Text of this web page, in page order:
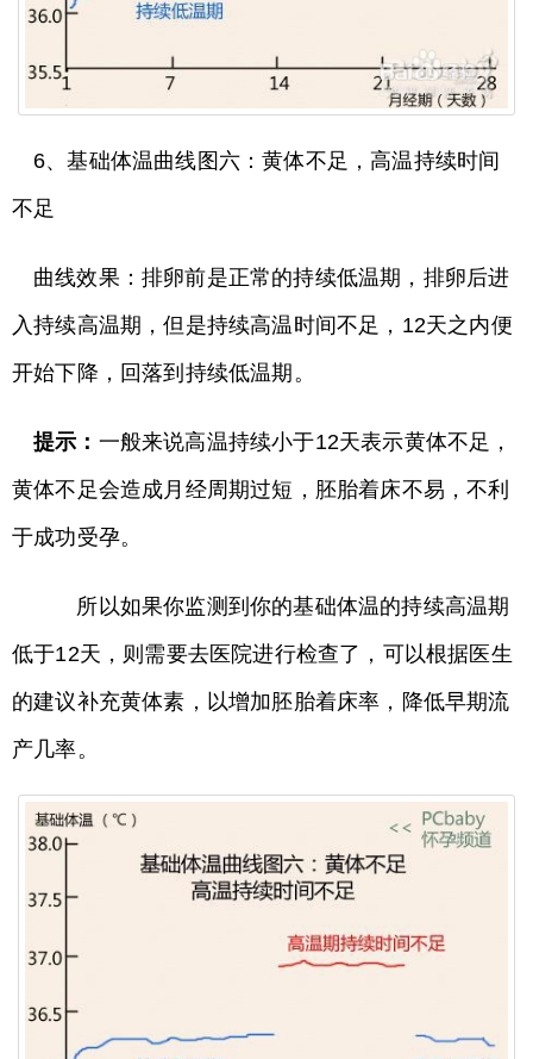
6、基础体温曲线图六：黄体不足，高温持续时间
不足
曲线效果：排卵前是正常的持续低温期，排卵后进
入持续高温期，但是持续高温时间不足，12天之内便
开始下降，回落到持续低温期。
提示： 一般来说高温持续小于12天表示黄体不足，
黄体不足会造成月经周期过短，胚胎着床不易，不利
于成功受孕。
所以如果你监测到你的基础体温的持续高温期
低于12天，则需要去医院进行检查了，可以根据医生
的建议补充黄体素，以增加胚胎着床率，降低早期流
产几率。